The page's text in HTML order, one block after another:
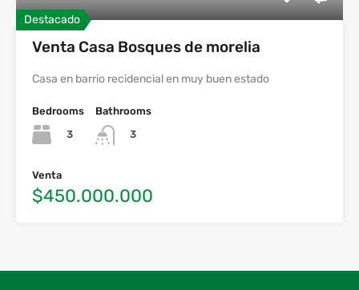
Destacado
Venta Casa Bosques de morelia
Casa en barrio recidencial en muy buen estado
Bedrooms
3
Bathrooms
3
Venta
$450.000.000